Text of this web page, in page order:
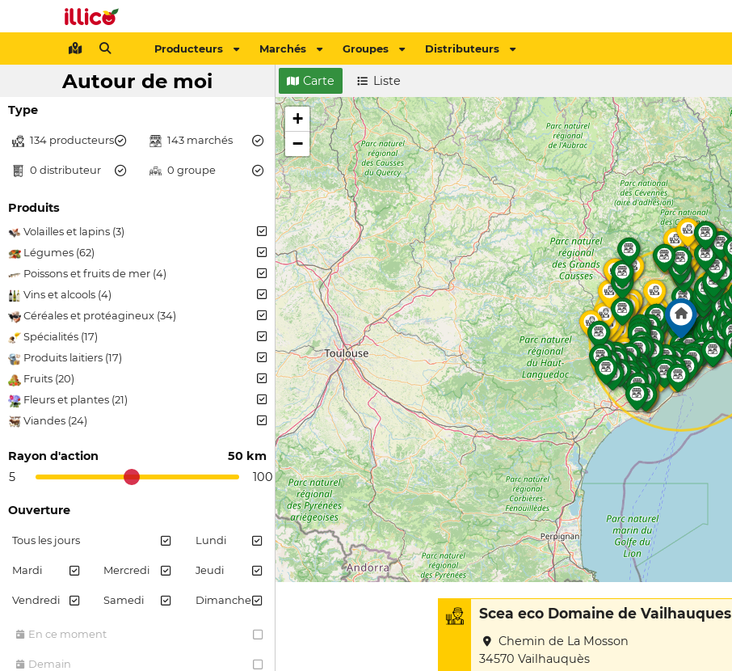
Producteurs Marchés Groupes Distributeurs
Autour de moi
Type
134 producteurs 143 marchés
0 distributeur 0 groupe
Produits
Volailles et lapins (3)
Légumes (62)
Poissons et fruits de mer (4)
Vins et alcools (4)
Céréales et protéagineux (34)
Spécialités (17)
Produits laitiers (17)
Fruits (20)
Fleurs et plantes (21)
Viandes (24)
Confiture et gelée (2)
Jus et sirops de fruits (2)
Pain et farine (2)
50 km
Rayon d'action
5
100
Ouverture
Tous les jours Lundi
Mardi Mercredi Jeudi
Vendredi Samedi Dimanche
En ce moment
Demain
Carte Liste
+
−
Scea eco Domaine de Vailhauques
Chemin de La Mosson
34570 Vailhauquès